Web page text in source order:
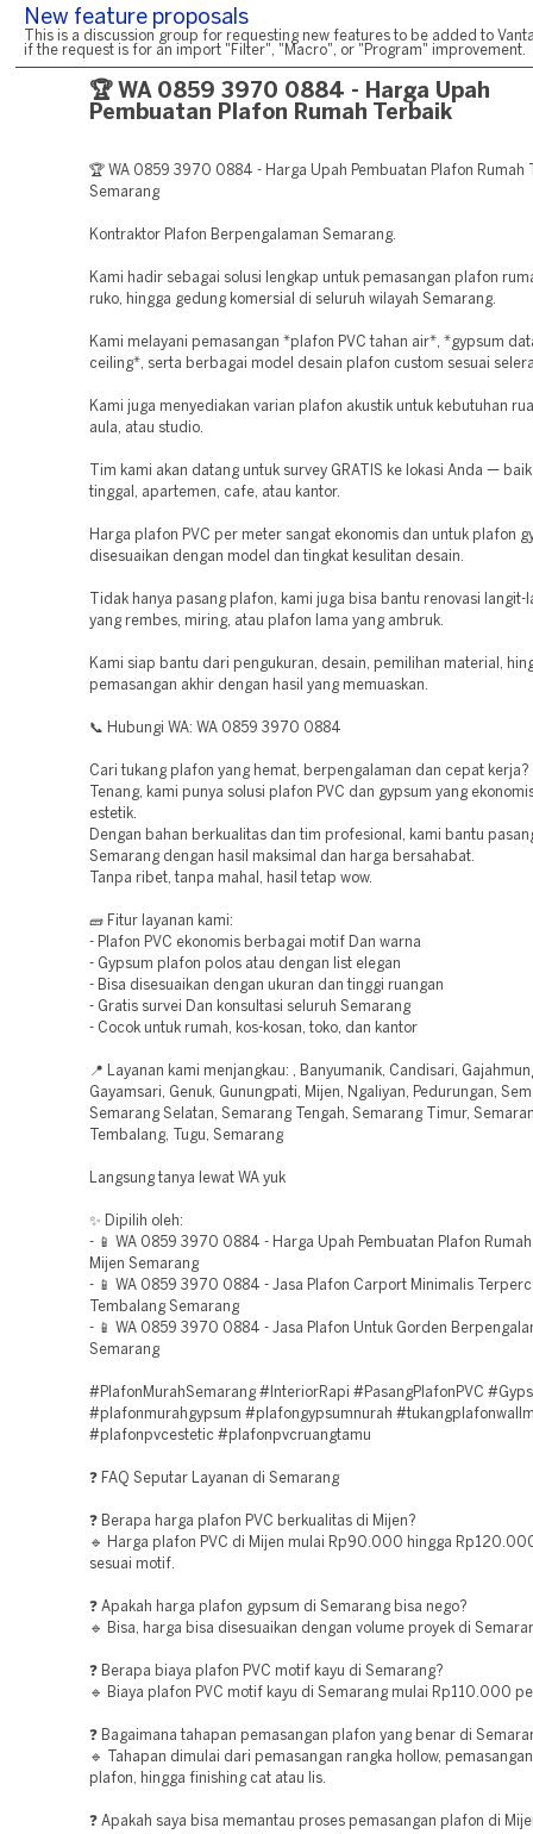
New feature proposals
This is a discussion group for requesting new features to be added to
if the request is for an import "Filter", "Macro", or "Program" improvement.
🏆 WA 0859 3970 0884 - Harga Upah
Pembuatan Plafon Rumah Terbaik
🏆 WA 0859 3970 0884 - Harga Upah Pembuatan Plafon Rumah
Semarang
Kontraktor Plafon Berpengalaman Semarang.
Kami hadir sebagai solusi lengkap untuk pemasangan plafon
ruko, hingga gedung komersial di seluruh wilayah Semarang.
Kami melayani pemasangan *plafon PVC tahan air*, *gypsum
ceiling*, serta berbagai model desain plafon custom sesuai
Kami juga menyediakan varian plafon akustik untuk kebutuhan
aula, atau studio.
Tim kami akan datang untuk survey GRATIS ke lokasi Anda —
tinggal, apartemen, cafe, atau kantor.
Harga plafon PVC per meter sangat ekonomis dan untuk plafon
disesuaikan dengan model dan tingkat kesulitan desain.
Tidak hanya pasang plafon, kami juga bisa bantu renovasi langit-
yang rembes, miring, atau plafon lama yang ambruk.
Kami siap bantu dari pengukuran, desain, pemilihan material,
pemasangan akhir dengan hasil yang memuaskan.
📞 Hubungi WA: WA 0859 3970 0884
Cari tukang plafon yang hemat, berpengalaman dan cepat kerja?
Tenang, kami punya solusi plafon PVC dan gypsum yang
estetik.
Dengan bahan berkualitas dan tim profesional, kami bantu
Semarang dengan hasil maksimal dan harga bersahabat.
Tanpa ribet, tanpa mahal, hasil tetap wow.
🧱 Fitur layanan kami:
- Plafon PVC ekonomis berbagai motif Dan warna
- Gypsum plafon polos atau dengan list elegan
- Bisa disesuaikan dengan ukuran dan tinggi ruangan
- Gratis survei Dan konsultasi seluruh Semarang
- Cocok untuk rumah, kos-kosan, toko, dan kantor
📍 Layanan kami menjangkau: , Banyumanik, Candisari,
Gayamsari, Genuk, Gunungpati, Mijen, Ngaliyan, Pedurungan,
Semarang Selatan, Semarang Tengah, Semarang Timur,
Tembalang, Tugu, Semarang
Langsung tanya lewat WA yuk
✨ Dipilih oleh:
- 📱 WA 0859 3970 0884 - Harga Upah Pembuatan Plafon
Mijen Semarang
- 📱 WA 0859 3970 0884 - Jasa Plafon Carport Minimalis
Tembalang Semarang
- 📱 WA 0859 3970 0884 - Jasa Plafon Untuk Gorden
Semarang
#PlafonMurahSemarang #InteriorRapi #PasangPlafonPVC
#plafonmurahgypsum #plafongypsumnurah
#plafonpvcestetic #plafonpvcruangtamu
❓ FAQ Seputar Layanan di Semarang
❓ Berapa harga plafon PVC berkualitas di Mijen?
🔹 Harga plafon PVC di Mijen mulai Rp90.000 hingga
sesuai motif.
❓ Apakah harga plafon gypsum di Semarang bisa nego?
🔹 Bisa, harga bisa disesuaikan dengan volume proyek di
❓ Berapa biaya plafon PVC motif kayu di Semarang?
🔹 Biaya plafon PVC motif kayu di Semarang mulai Rp110.000
❓ Bagaimana tahapan pemasangan plafon yang benar di
🔹 Tahapan dimulai dari pemasangan rangka hollow,
plafon, hingga finishing cat atau lis.
❓ Apakah saya bisa memantau proses pemasangan plafon di